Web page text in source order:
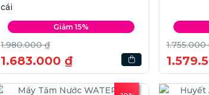
cái
Giảm 15%
1.980.000 ₫
1.683.000 ₫
1.755.000